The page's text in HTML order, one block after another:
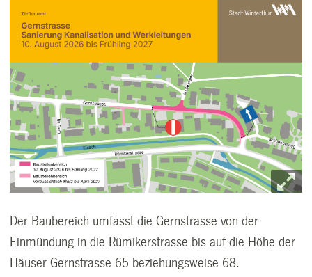
Der Baubereich umfasst die Gernstrasse von der
Einmündung in die Rümikerstrasse bis auf die Höhe der
Häuser Gernstrasse 65 beziehungsweise 68.